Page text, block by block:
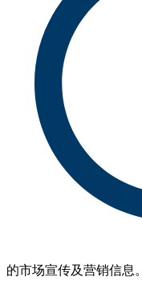
的市场宣传及营销信息。